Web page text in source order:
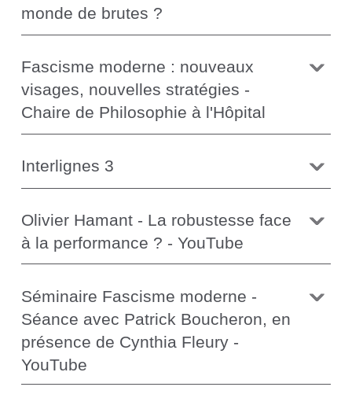
monde de brutes ?
Fascisme moderne : nouveaux
visages, nouvelles stratégies -
Chaire de Philosophie à l'Hôpital
Interlignes 3
Olivier Hamant - La robustesse face
à la performance ? - YouTube
Séminaire Fascisme moderne -
Séance avec Patrick Boucheron, en
présence de Cynthia Fleury -
YouTube